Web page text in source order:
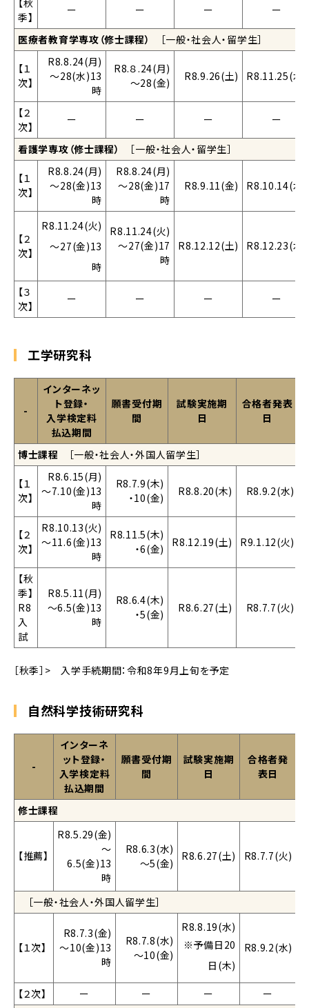
【秋
季】
ー ー ー ー
医療者教育学専攻（修士課程） ［一般・社会人・留学生］
【１
次】
R8.8.24(月)
～28(水)13
時
R8.８.24(月)
～28(金)
R8.9.26(土) R8.11.25(水)
【２
次】
ー ー ー ー
看護学専攻（修士課程） ［一般・社会人・留学生］
【１
次】
R8.8.24(月)
～28(金)13
時
R8.8.24(月)
～28(金)17
時
R8.9.11(金) R8.10.14(水)
【２
次】
R8.11.24(火)
～27(金)13
時
R8.11.24(火)
～27(金)17
時
R8.12.12(土) R8.12.23(水)
【３
次】
ー ー ー ー
工学研究科
-
インターネッ
ト登録・
入学検定料
払込期間
願書受付期
間
試験実施期
日
合格者発表
日
博士課程 ［一般・社会人・外国人留学生］
【１
次】
R8.6.15(月)
～7.10(金)13
時
R8.7.9(木)
・10(金)
R8.8.20(木) R8.9.2(水)
【２
次】
R8.10.13(火)
～11.6(金)13
時
R8.11.5(木)
・6(金)
R8.12.19(土) R9.1.12(火)
【秋
季】
R8
入
試
R8.5.11(月)
～6.5(金)13
時
R8.6.4(木)
・5(金)
R8.6.27(土) R8.7.7(火)
［秋季］> 入学手続期間：令和8年9月上旬を予定
自然科学技術研究科
-
インターネ
ット登録・
入学検定料
払込期間
願書受付期
間
試験実施期
日
合格者発
表日
修士課程
【推薦】
R8.5.29(金)
～
6.5(金)13
時
R8.6.3(水)
～5(金)
R8.6.27(土) R8.7.7(火)
［一般・社会人・外国人留学生］
【１次】
R8.7.3(金)
～10(金)13
時
R8.7.8(水)
～10(金)
R8.8.19(水)
※予備日20
日(木)
R8.9.2(水)
【２次】
ー ー ー
ー